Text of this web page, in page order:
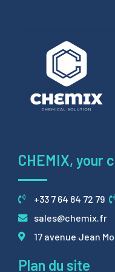
CHEMIX, your
+33 7 64 84 72 79
sales@chemix.fr
17 avenue Jean
Plan du site